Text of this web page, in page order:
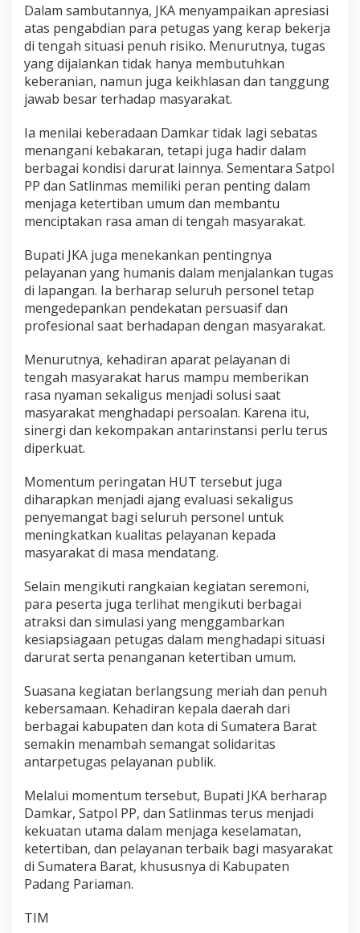
k
a
n
P
e
n
t
n
n
y
a
P
e
l
y
a
n
a
n
H
m
a
n
i
s
u
u
k
R
a
k
y
Dalam sambutannya, JKA menyampaikan apresiasi
atas pengabdian para petugas yang kerap bekerja
di tengah situasi penuh risiko. Menurutnya, tugas
yang dijalankan tidak hanya membutuhkan
keberanian, namun juga keikhlasan dan tanggung
jawab besar terhadap masyarakat.
Ia menilai keberadaan Damkar tidak lagi sebatas
menangani kebakaran, tetapi juga hadir dalam
berbagai kondisi darurat lainnya. Sementara Satpol
PP dan Satlinmas memiliki peran penting dalam
menjaga ketertiban umum dan membantu
menciptakan rasa aman di tengah masyarakat.
Bupati JKA juga menekankan pentingnya
pelayanan yang humanis dalam menjalankan tugas
di lapangan. Ia berharap seluruh personel tetap
mengedepankan pendekatan persuasif dan
profesional saat berhadapan dengan masyarakat.
Menurutnya, kehadiran aparat pelayanan di
tengah masyarakat harus mampu memberikan
rasa nyaman sekaligus menjadi solusi saat
masyarakat menghadapi persoalan. Karena itu,
sinergi dan kekompakan antarinstansi perlu terus
diperkuat.
Momentum peringatan HUT tersebut juga
diharapkan menjadi ajang evaluasi sekaligus
penyemangat bagi seluruh personel untuk
meningkatkan kualitas pelayanan kepada
masyarakat di masa mendatang.
Selain mengikuti rangkaian kegiatan seremoni,
para peserta juga terlihat mengikuti berbagai
atraksi dan simulasi yang menggambarkan
kesiapsiagaan petugas dalam menghadapi situasi
darurat serta penanganan ketertiban umum.
Suasana kegiatan berlangsung meriah dan penuh
kebersamaan. Kehadiran kepala daerah dari
berbagai kabupaten dan kota di Sumatera Barat
semakin menambah semangat solidaritas
antarpetugas pelayanan publik.
Melalui momentum tersebut, Bupati JKA berharap
Damkar, Satpol PP, dan Satlinmas terus menjadi
kekuatan utama dalam menjaga keselamatan,
ketertiban, dan pelayanan terbaik bagi masyarakat
di Sumatera Barat, khususnya di Kabupaten
Padang Pariaman.
TIM